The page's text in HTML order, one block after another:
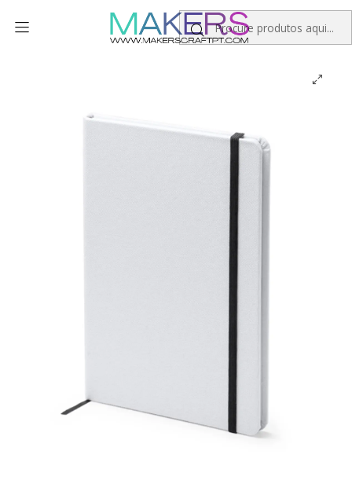
Personalizados Papelaria Bloco A5 - Sublimação